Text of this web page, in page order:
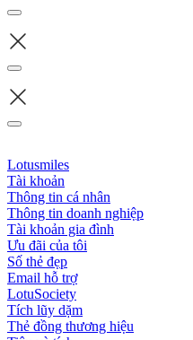
Lotusmiles
Tài khoản
Thông tin cá nhân
Thông tin doanh nghiệp
Tài khoản gia đình
Ưu đãi của tôi
Số thẻ đẹp
Email hỗ trợ
LotuSociety
Tích lũy dặm
Thẻ đồng thương hiệu